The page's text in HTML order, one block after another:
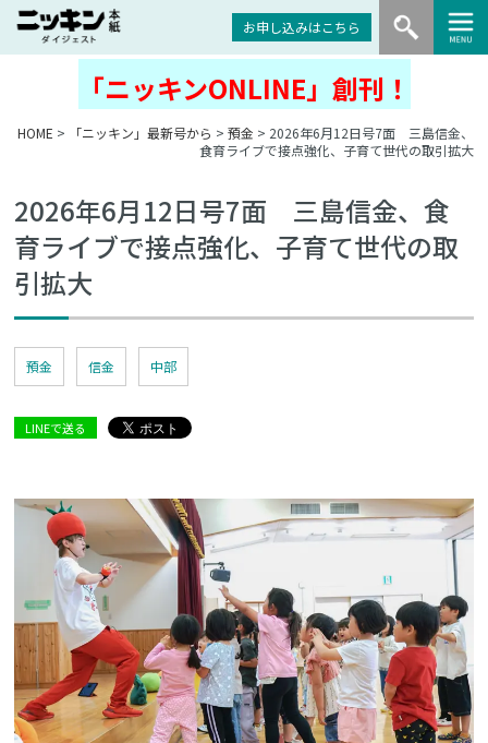
お申し込みはこちら
「ニッキンONLINE」創刊！
HOME > 「ニッキン」最新号から > 預金 > 2026年6月12日号7面 三島信金、
食育ライブで接点強化、子育て世代の取引拡大
2026年6月12日号7面 三島信金、食
育ライブで接点強化、子育て世代の取
引拡大
預金 信金 中部
LINEで送る